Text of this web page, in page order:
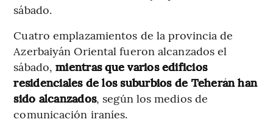
sábado.
Cuatro emplazamientos de la provincia de
Azerbaiyán Oriental fueron alcanzados el
sábado,mientras que varios edificios
residenciales de los suburbios de Teherán han
sido alcanzados, según los medios de
comunicación iraníes.